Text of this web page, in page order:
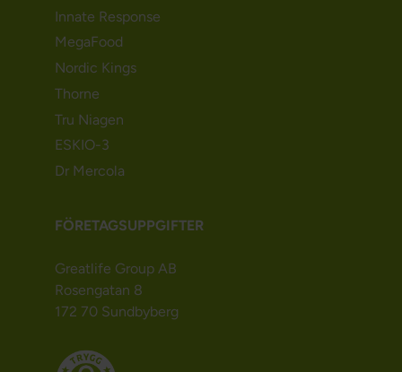
Innate Response
MegaFood
Nordic Kings
Thorne
Tru Niagen
ESKIO-3
Dr Mercola
FÖRETAGSUPPGIFTER
Greatlife Group AB
Rosengatan 8
172 70 Sundbyberg